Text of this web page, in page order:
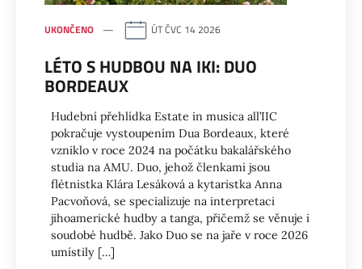
UKONČENO ÚT ČVC 14 2026
LÉTO S HUDBOU NA IKI: DUO
BORDEAUX
Hudební přehlídka Estate in musica all’IIC
pokračuje vystoupením Dua Bordeaux, které
vzniklo v roce 2024 na počátku bakalářského
studia na AMU. Duo, jehož členkami jsou
flétnistka Klára Lesáková a kytaristka Anna
Pacvoňová, se specializuje na interpretaci
jihoamerické hudby a tanga, přičemž se věnuje i
soudobé hudbě. Jako Duo se na jaře v roce 2026
umístily […]